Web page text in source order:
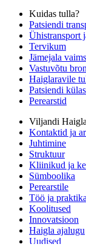
Kuidas tulla?
Patsiendi
Ühistransport
Tervikum
Jämejala
Vastuvõtu
Haiglaravile
Patsiendi
Perearstid
Viljandi
Kontaktid ja
Juhtimine
Struktuur
Kliinikud ja
Sümboolika
Perearstile
Töö ja praktika
Koolitused
Innovatsioon
Haigla ajalugu
Uudised